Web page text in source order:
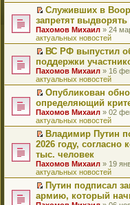
и
к
п
е
р
в
о
м
у
н
е
п
р
о
ч
и
т
а
н
н
о
м
у
с
о
р
е
й
т
и
к
п
е
р
в
о
м
у
н
е
п
р
о
ч
и
т
а
н
н
о
П
е
р
е
й
т
и
к
п
е
р
в
о
м
у
н
е
п
р
о
ч
и
т
Служивших в
запретят
Пахомов Михаил » 24
актуальных новостей
П
е
р
е
й
т
и
к
п
е
р
в
о
м
у
н
е
п
ВС РФ выпустил
поддержки
Пахомов Михаил » 16
актуальных новостей
П
е
р
е
й
т
и
к
п
е
р
в
о
Опубликован
определяющий
Пахомов Михаил » 02
актуальных новостей
П
е
р
е
й
т
и
к
Владимир Путин
2026 году, согласно
тыс. человек
Пахомов Михаил » 19
актуальных новостей
П
е
Путин подписал
армию, который